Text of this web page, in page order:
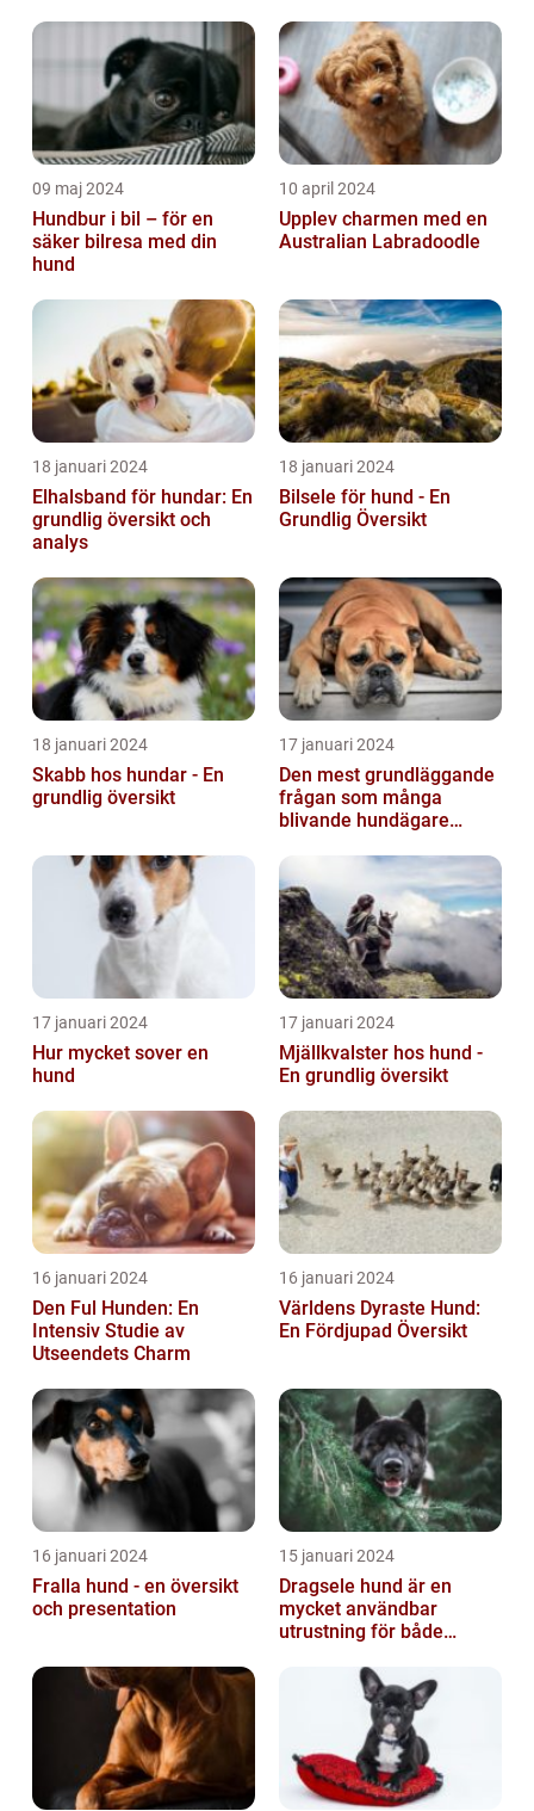
09 maj 2024
Hundbur i bil – för en
säker bilresa med din
hund
10 april 2024
Upplev charmen med en
Australian Labradoodle
18 januari 2024
Elhalsband för hundar: En
grundlig översikt och
analys
18 januari 2024
Bilsele för hund - En
Grundlig Översikt
18 januari 2024
Skabb hos hundar - En
grundlig översikt
17 januari 2024
Den mest grundläggande
frågan som många
blivande hundägare
hund dräktig...
17 januari 2024
Hur mycket sover en
hund
17 januari 2024
Mjällkvalster hos hund -
En grundlig översikt
16 januari 2024
Den Ful Hunden: En
Intensiv Studie av
Utseendets Charm
16 januari 2024
Världens Dyraste Hund:
En Fördjupad Översikt
16 januari 2024
Fralla hund - en översikt
och presentation
15 januari 2024
Dragsele hund är en
mycket användbar
utrustning för både